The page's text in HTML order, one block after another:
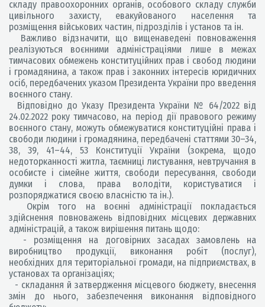
складу правоохоронних органів, особового складу служби
цивільного захисту, евакуйованого населення та
розміщення військових частин, підрозділів і установ та ін.
Важливо відзначити, що вищенаведені повноваження
реалізуються воєнними адміністраціями лише в межах
тимчасових обмежень конституційних прав і свобод людини
і громадянина, а також прав і законних інтересів юридичних
осіб, передбачених указом Президента України про введення
воєнного стану.
Відповідно до Указу Президента України № 64/2022 від
24.02.2022 року тимчасово, на період дії правового режиму
воєнного стану, можуть обмежуватися конституційні права і
свободи людини і громадянина, передбачені статтями 30–34,
38, 39, 41–44, 53 Конституції України (зокрема, щодо
недоторканності житла, таємниці листування, невтручання в
особисте і сімейне життя, свободи пересування, свободи
думки і слова, права володіти, користуватися і
розпоряджатися своєю власністю та ін.).
Окрім того на воєнні адміністрації покладається
здійснення повноважень відповідних місцевих державних
адміністрацій, а також вирішення питань щодо:
- розміщення на договірних засадах замовлень на
виробництво продукції, виконання робіт (послуг),
необхідних для територіальної громади, на підприємствах, в
установах та організаціях;
- складання й затвердження місцевого бюджету, внесення
змін до нього, забезпечення виконання відповідного